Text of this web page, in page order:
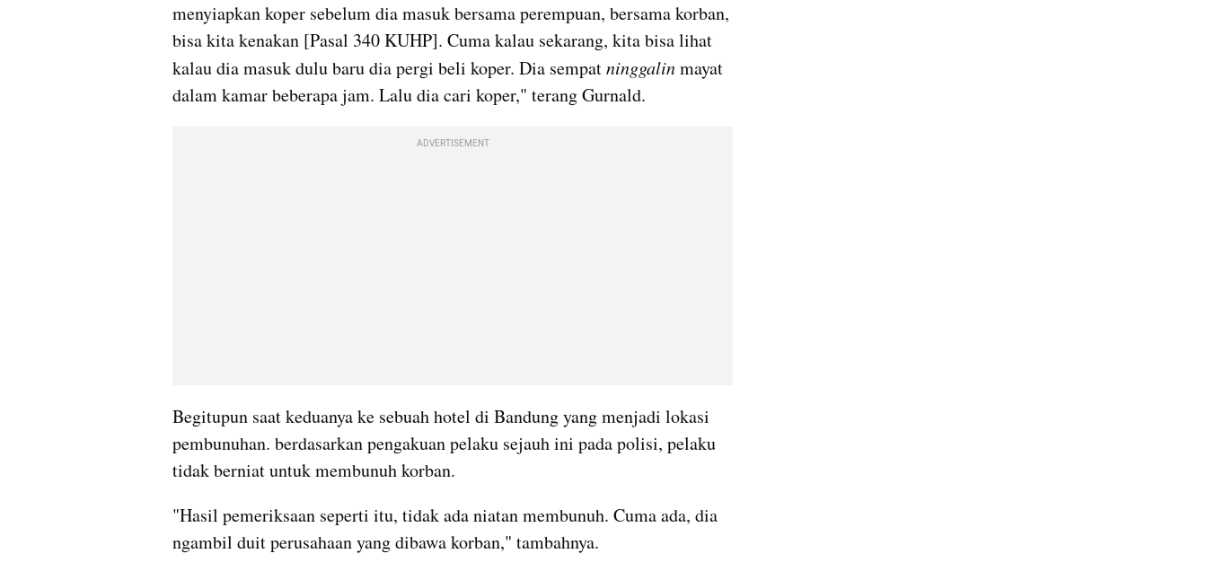
menyiapkan koper sebelum dia masuk bersama perempuan, bersama korban,
bisa kita kenakan [Pasal 340 KUHP]. Cuma kalau sekarang, kita bisa lihat
kalau dia masuk dulu baru dia pergi beli koper. Dia sempat ninggalin mayat
dalam kamar beberapa jam. Lalu dia cari koper," terang Gurnald.
ADVERTISEMENT
Begitupun saat keduanya ke sebuah hotel di Bandung yang menjadi lokasi
pembunuhan. berdasarkan pengakuan pelaku sejauh ini pada polisi, pelaku
tidak berniat untuk membunuh korban.
"Hasil pemeriksaan seperti itu, tidak ada niatan membunuh. Cuma ada, dia
ngambil duit perusahaan yang dibawa korban," tambahnya.